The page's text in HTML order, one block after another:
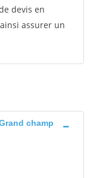
devis en
assurer un
champ